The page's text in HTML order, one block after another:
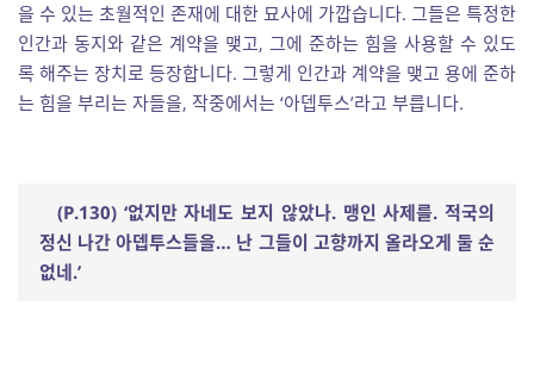
을 수 있는 초월적인 존재에 대한 묘사에 가깝습니다. 그들은 특정한
인간과 동지와 같은 계약을 맺고, 그에 준하는 힘을 사용할 수 있도
록 해주는 장치로 등장합니다. 그렇게 인간과 계약을 맺고 용에 준하
는 힘을 부리는 자들을, 작중에서는 ‘아뎁투스’라고 부릅니다.
(P.130) ‘없지만 자네도 보지 않았나. 맹인 사제를.적국의
정신 나간 아뎁투스들을… 난 그들이 고향까지 올라오게 둘 순
없네.’